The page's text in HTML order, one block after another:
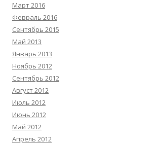
Март 2016
Февраль 2016
Сентябрь 2015
Май 2013
Январь 2013
Ноябрь 2012
Сентябрь 2012
Август 2012
Июль 2012
Июнь 2012
Май 2012
Апрель 2012